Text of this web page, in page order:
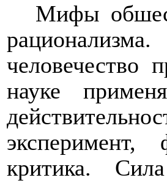
Мифы
рационализма.
человечество
науке
эксперимент,
критика.